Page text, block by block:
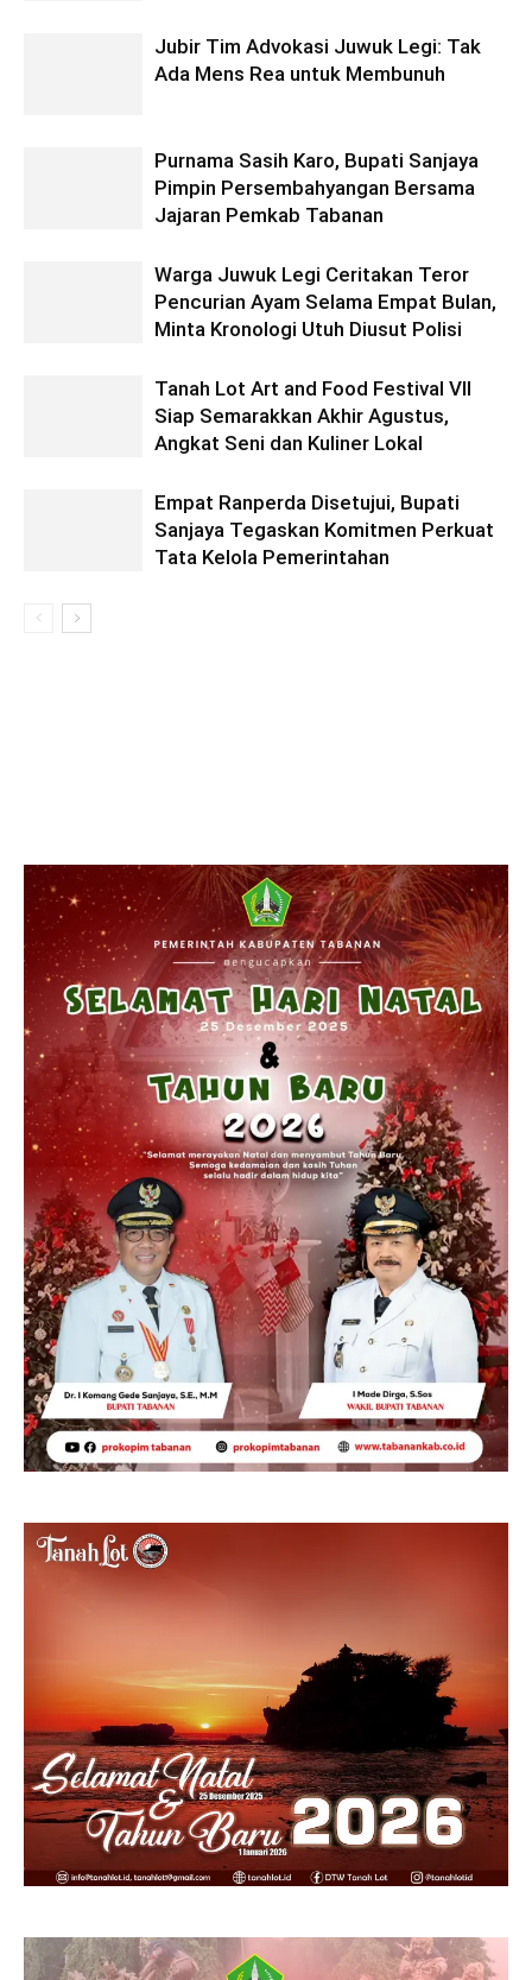
Jubir Tim Advokasi Juwuk Legi: Tak
Ada Mens Rea untuk Membunuh
Purnama Sasih Karo, Bupati Sanjaya
Pimpin Persembahyangan Bersama
Jajaran Pemkab Tabanan
Warga Juwuk Legi Ceritakan Teror
Pencurian Ayam Selama Empat Bulan,
Minta Kronologi Utuh Diusut Polisi
Tanah Lot Art and Food Festival VII
Siap Semarakkan Akhir Agustus,
Angkat Seni dan Kuliner Lokal
Empat Ranperda Disetujui, Bupati
Sanjaya Tegaskan Komitmen Perkuat
Tata Kelola Pemerintahan